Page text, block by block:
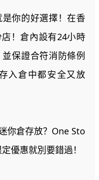
你的好選擇！在香
！倉內設有24小時
保證合符消防條例
入倉中都安全又放
你倉存放？One Sto
優惠就別要錯過！